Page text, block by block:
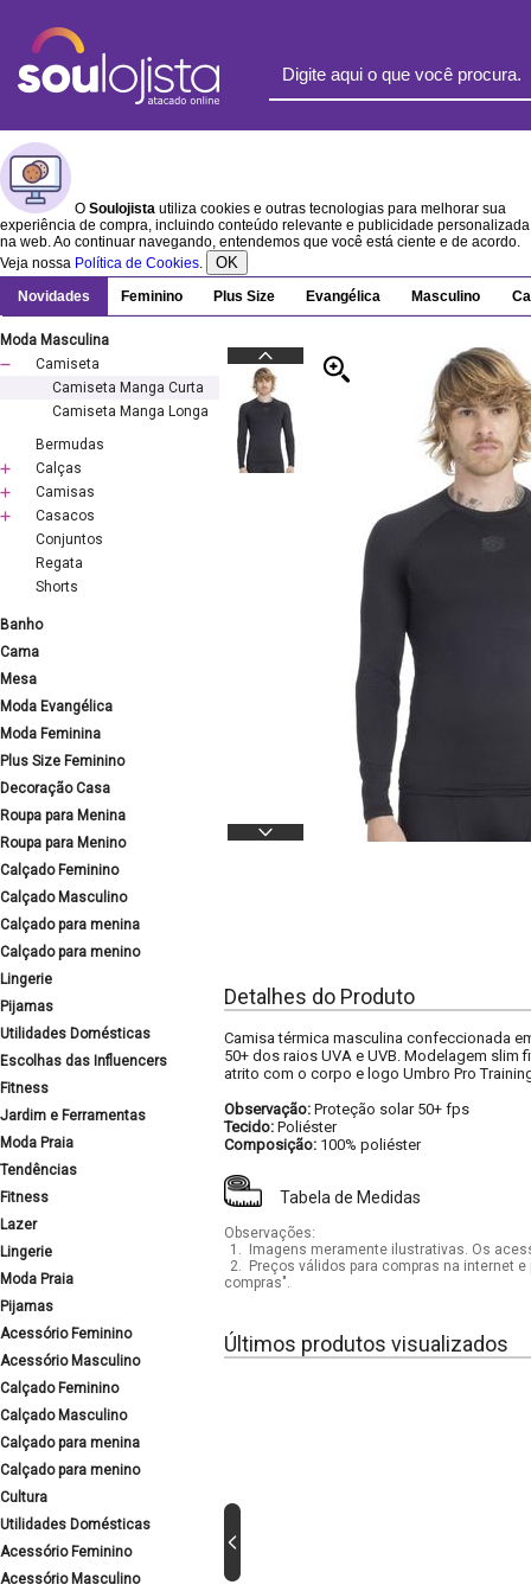
O Soulojista utiliza cookies e outras tecnologias para melhorar sua
experiência de compra, incluindo conteúdo relevante e publicidade personalizada
na web. Ao continuar navegando, entendemos que você está ciente e de acordo.
Veja nossa Política de Cookies. OK
Novidades Feminino Plus Size Evangélica Masculino
Moda Masculina
Camiseta
Camiseta Manga Curta
Camiseta Manga Longa
Bermudas
Calças
Camisas
Casacos
Conjuntos
Regata
Shorts
Banho
Cama
Mesa
Moda Evangélica
Moda Feminina
Plus Size Feminino
Decoração Casa
Roupa para Menina
Roupa para Menino
Calçado Feminino
Calçado Masculino
Calçado para menina
Calçado para menino
Lingerie
Pijamas
Utilidades Domésticas
Escolhas das Influencers
Fitness
Jardim e Ferramentas
Moda Praia
Tendências
Fitness
Lazer
Lingerie
Moda Praia
Pijamas
Acessório Feminino
Acessório Masculino
Calçado Feminino
Calçado Masculino
Calçado para menina
Calçado para menino
Cultura
Utilidades Domésticas
Acessório Feminino
Acessório Masculino
Detalhes do Produto
Camisa térmica masculina confeccionada
50+ dos raios UVA e UVB. Modelagem
atrito com o corpo e logo Umbro Pro
Observação: Proteção solar 50+ fps
Tecido: Poliéster
Composição: 100% poliéster
Tabela de Medidas
Observações:
1.
Imagens meramente ilustrativas. Os
2.
Preços válidos para compras na internet
compras".
Últimos produtos visualizados